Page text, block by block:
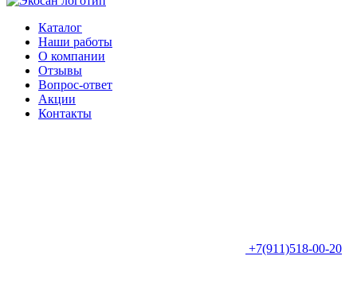
Каталог
Наши работы
О компании
Отзывы
Вопрос-ответ
Акции
Контакты
+7(911)518-00-20